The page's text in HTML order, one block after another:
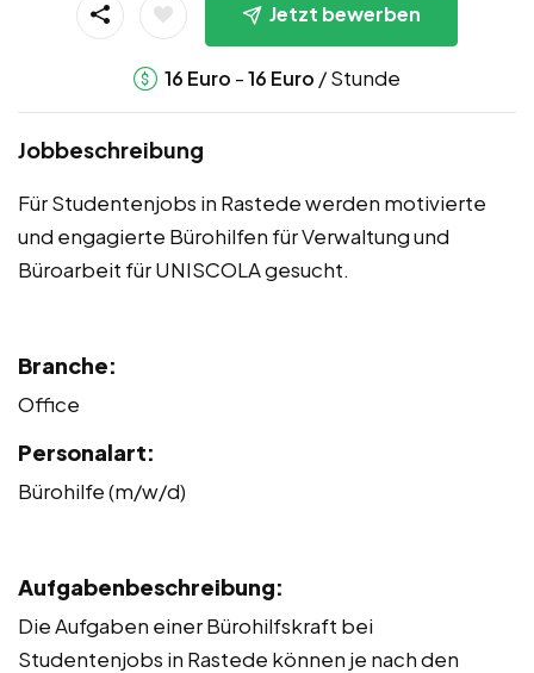
Jetzt bewerben
16 Euro -16 Euro / Stunde
Jobbeschreibung
Für Studentenjobs in Rastede werden motivierte
und engagierte Bürohilfen für Verwaltung und
Büroarbeit für UNISCOLA gesucht.
Branche:
Office
Personalart:
Bürohilfe (m/w/d)
Aufgabenbeschreibung:
Die Aufgaben einer Bürohilfskraft bei
Studentenjobs in Rastede können je nach den